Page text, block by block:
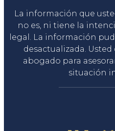
La información que
no es, ni tiene la
legal. La información
desactualizada.
abogado para
situación